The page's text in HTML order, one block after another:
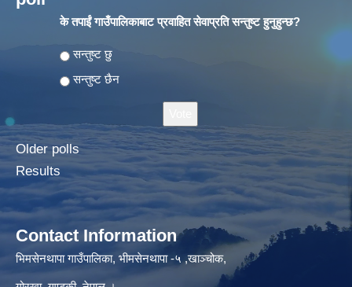
के तपाईं गाउँपालिकाबाट प्रवाहित सेवाप्रति सन्तुष्ट हुनुहुन्छ?
Choices
सन्तुष्ट छु
सन्तुष्ट छैन
Older polls
Results
Contact Information
भिमसेनथापा गाउँपालिका, भीमसेनथापा -५ ,खाञ्चोक,